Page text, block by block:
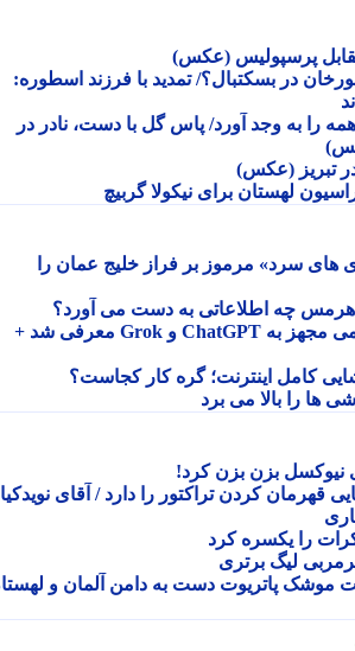
پرسپولیس (عکس)
در بسکتبال؟/ تمدید با فرزند اسطوره:
به وجد آورد/ پاس گل با دست، نادر در
(عکس)
لهستان برای نیکولا گربیچ
سرد» مرموز بر فراز خلیج عمان را
چه اطلاعاتی به دست می آورد؟
ساعت هوشمند رولمی مجهز به ChatGPT و Grok معرفی شد +
کامل اینترنت؛ گره کار کجاست؟
را بالا می برد
بزن بزن کرد!
کردن تراکتور را دارد / آقای نویدکیا!
را یکسره کرد
لیگ برتری
پاتریوت دست به دامن آلمان و لهستان